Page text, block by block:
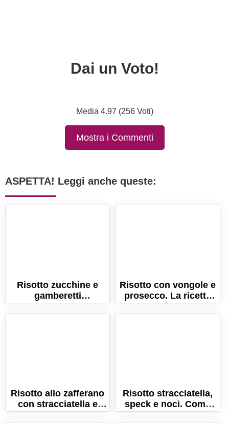
Dai un Voto!
Media 4.97 (256 Voti)
Mostra i Commenti
ASPETTA! Leggi anche queste:
Risotto zucchine e
gamberetti
cremosissimo!
Risotto con vongole e
prosecco. La ricetta
semplice ed elegante!
Risotto allo zafferano
con stracciatella e
bacon croccante!
Risotto stracciatella,
speck e noci. Come
fare un risotto